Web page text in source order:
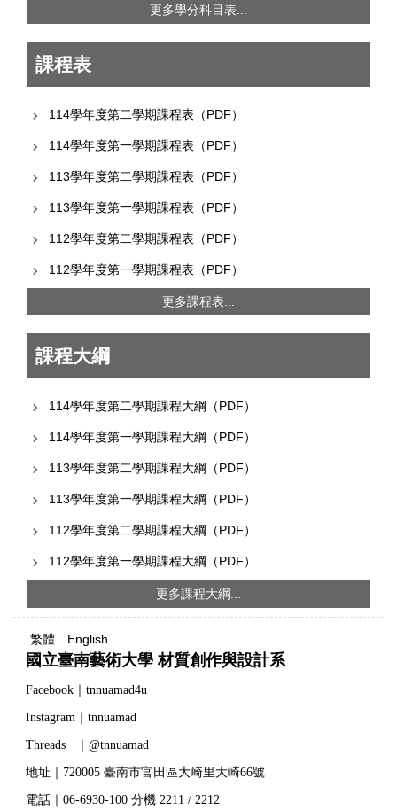
更多學分科目表...
課程表
114學年度第二學期課程表（PDF）
114學年度第一學期課程表（PDF）
113學年度第二學期課程表（PDF）
113學年度第一學期課程表（PDF）
112學年度第二學期課程表（PDF）
112學年度第一學期課程表（PDF）
更多課程表...
課程大綱
114學年度第二學期課程大綱（PDF）
114學年度第一學期課程大綱（PDF）
113學年度第二學期課程大綱（PDF）
113學年度第一學期課程大綱（PDF）
112學年度第二學期課程大綱（PDF）
112學年度第一學期課程大綱（PDF）
更多課程大綱...
繁體 English
國立臺南藝術大學 材質創作與設計系
Facebook｜tnnuamad4u
Instagram｜tnnuamad
Threads ｜@tnnuamad
地址｜720005 臺南市官田區大崎里大崎66號
電話｜06-6930-100 分機 2211 / 2212